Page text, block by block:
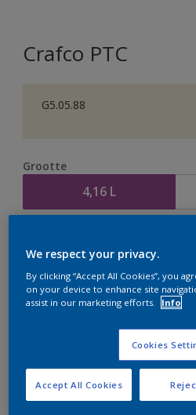
Crafco PTC
G5.05.88
Grootte
4,16 L
te bestellen. Houd de website
er hard aan om de voorraad
We respect your privacy.
By clicking “Accept All Cookies”, you
on your device to enhance site
assist in our marketing efforts.
Info
Cookies
Accept All Cookies